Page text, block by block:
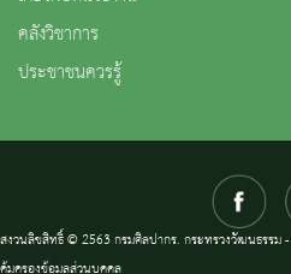
คลังวิชาการ
ประชาชนควรรู้
สงวนลิขสิทธิ์ © 2563 กรมศิลปากร. กระทรวงวัฒนธรรม -